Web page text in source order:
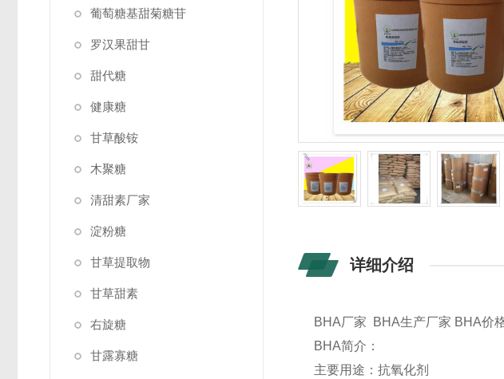
葡萄糖基甜菊糖苷
罗汉果甜甘
甜代糖
健康糖
甘草酸铵
木聚糖
清甜素厂家
淀粉糖
甘草提取物
甘草甜素
右旋糖
甘露寡糖
详细介绍
BHA厂家 BHA生产厂家 BHA价
BHA简介：
主要用途：抗氧化剂